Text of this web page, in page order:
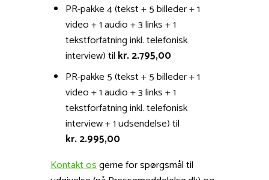
PR-pakke 4 (tekst + 5 billeder + 1
video + 1 audio + 3 links + 1
tekstforfatning inkl. telefonisk
interview)til kr. 2.795,00
PR-pakke 5 (tekst + 5 billeder + 1
video + 1 audio + 3 links + 1
tekstforfatning inkl. telefonisk
interview + 1 udsendelse)til
kr. 2.995,00
Kontakt osgerne for spørgsmål til